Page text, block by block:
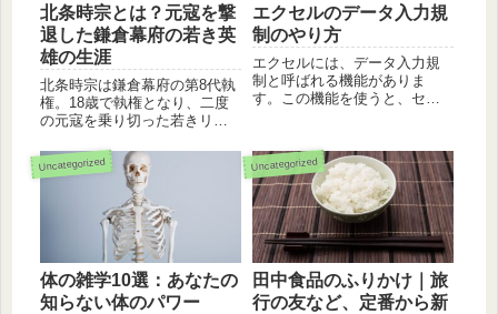
北条時宗とは？元寇を撃
退した鎌倉幕府の若き英
雄の生涯
北条時宗は鎌倉幕府の第8代執
権。18歳で執権となり、二度
の元寇を乗り切った若きリー
躍、禅宗との関わりなどを詳
しく解説します。
エクセルのデータ入力規
制のやり方
エクセルには、データ入力規
制と呼ばれる機能がありま
す。この機能を使うと、セル
は、データ入力規制の設定方
法と例を紹介します。
Uncategorized
体の雑学10選：あなたの
知らない体のパワー
Uncategorized
田中食品のふりかけ｜旅
行の友など、定番から新